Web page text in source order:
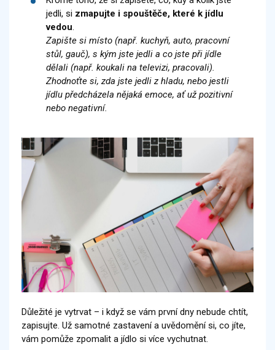
jedli, si zmapujte i spouštěče, které k jídlu
vedou.
Zapište si místo (např. kuchyň, auto, pracovní
stůl, gauč), s kým jste jedli a co jste při jídle
dělali (např. koukali na televizi, pracovali).
Zhodnoťte si, zda jste jedli z hladu, nebo jestli
jídlu předcházela nějaká emoce, ať už pozitivní
nebo negativní.
Důležité je vytrvat – i když se vám první dny nebude chtít,
zapisujte. Už samotné zastavení a uvědomění si, co jíte,
vám pomůže zpomalit a jídlo si více vychutnat.